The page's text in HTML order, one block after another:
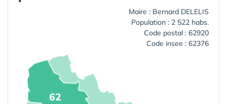
Maire : Bernard DELELIS
Population : 2 522 habs.
Code postal : 62920
Code insee : 62376
62